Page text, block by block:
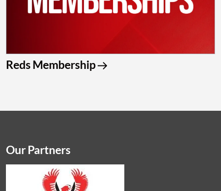
Reds Membership
Our Partners